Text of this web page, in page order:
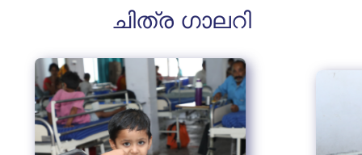
ചിത്ര ഗാലറി